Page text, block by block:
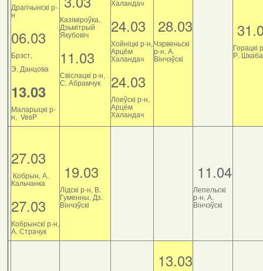
Драгічынскі р-
н
06.03
Брэст,
Э. Данцова
13.03
Маларыцкі р-
н, VesP
Казіміроўка,
Дзьмітрый
Якубовіч
11.03
Свіслацкі р-н,
С. Абрамчук
Халандач
24.03
Хойніцкі р-н,
Арцём
Халандач
24.03
Лоеўскі р-н,
Арцём
Халандач
28.03
Чэрвеньскі
р-н, А.
Вінчэўскі
Горацкі
Р.
27.03
Кобрын, А.
Кальчанка
27.03
Кобрынскі р-н,
А. Страчук
19.03
Лідскі р-н, В.
Гуменны, Дз.
Вінчэўскі
11.04
Лепельскі
р-н, А.
Вінчэўскі
13.03